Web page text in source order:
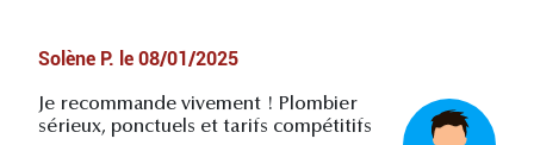
Solène P. le 08/01/2025
Je recommande vivement ! Plombier
sérieux, ponctuels et tarifs compétitifs